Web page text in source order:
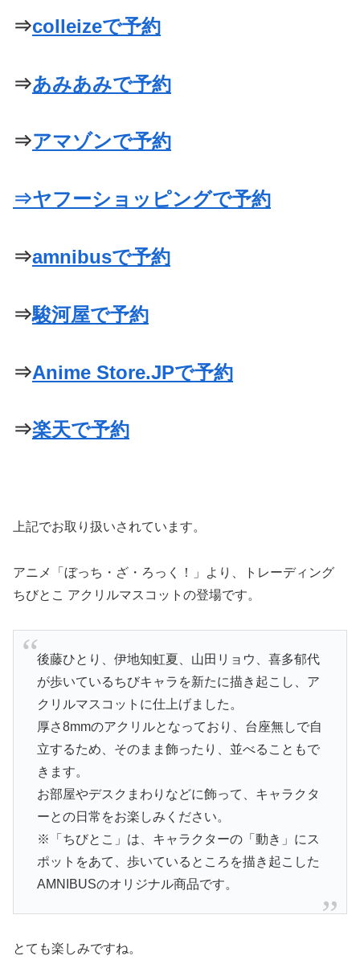
⇒colleizeで予約
⇒あみあみで予約
⇒アマゾンで予約
⇒ヤフーショッピングで予約
⇒amnibusで予約
⇒駿河屋で予約
⇒Anime Store.JPで予約
⇒楽天で予約
上記でお取り扱いされています。
アニメ「ぼっち・ざ・ろっく！」より、トレーディング
ちびとこ アクリルマスコットの登場です。
後藤ひとり、伊地知虹夏、山田リョウ、喜多郁代
が歩いているちびキャラを新たに描き起こし、ア
クリルマスコットに仕上げました。
厚さ8mmのアクリルとなっており、台座無しで自
立するため、そのまま飾ったり、並べることもで
きます。
お部屋やデスクまわりなどに飾って、キャラクタ
ーとの日常をお楽しみください。
※「ちびとこ」は、キャラクターの「動き」にス
ポットをあて、歩いているところを描き起こした
AMNIBUSのオリジナル商品です。
とても楽しみですね。